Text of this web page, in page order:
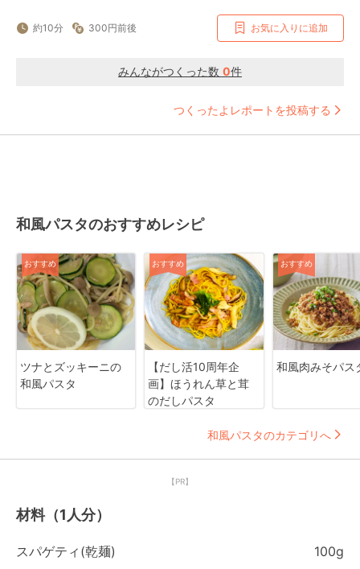
約10分 300円前後 お気に入りに追加
みんながつくった数 0件
つくったよレポートを投稿する
和風パスタのおすすめレシピ
おすすめ
ツナとズッキーニの
和風パスタ
おすすめ
【だし活10周年企
画】ほうれん草と茸
のだしパスタ
おすすめ
和風肉みそパス
和風パスタのカテゴリへ
【PR】
材料（1人分）
スパゲティ(乾麺) 100g